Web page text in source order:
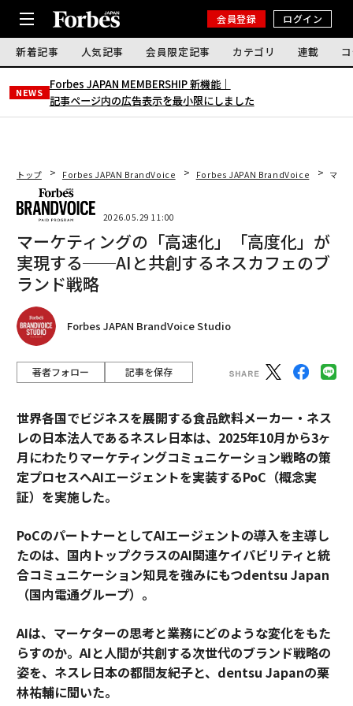
会員登録 ログイン
新着記事 人気記事 会員限定記事 カテゴリ 連載
NEWS
Forbes JAPAN MEMBERSHIP 新機能｜
記事ページ内の広告表示を最小限にしました
トップ Forbes JAPAN BrandVoice Forbes JAPAN BrandVoice マー
2026.05.29 11:00
マーケティングの「高速化」「高度化」が
実現する──AIと共創するネスカフェのブ
ランド戦略
Forbes JAPAN BrandVoice Studio
著者フォロー 記事を保存
世界各国でビジネスを展開する食品飲料メーカー・ネス
レの日本法人であるネスレ日本は、2025年10月から3ヶ
月にわたりマーケティングコミュニケーション戦略の策
定プロセスへAIエージェントを実装するPoC（概念実
証）を実施した。
PoCのパートナーとしてAIエージェントの導入を主導し
たのは、国内トップクラスのAI関連ケイパビリティと統
合コミュニケーション知見を強みにもつdentsu Japan
（国内電通グループ）。
AIは、マーケターの思考と業務にどのような変化をもた
らすのか。AIと人間が共創する次世代のブランド戦略の
姿を、ネスレ日本の都間友紀子と、dentsu Japanの栗
林祐輔に聞いた。